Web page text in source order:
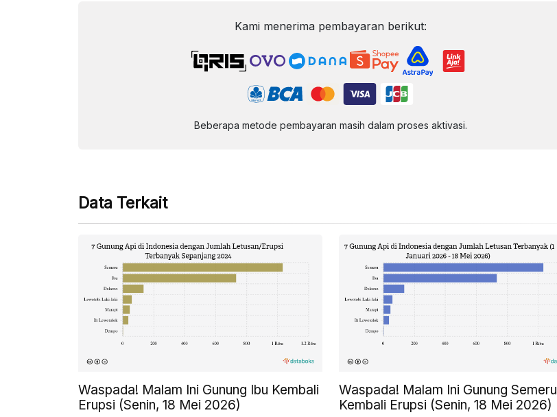
Kami menerima pembayaran berikut:
Beberapa metode pembayaran masih dalam proses aktivasi.
Data Terkait
Waspada! Malam Ini Gunung Ibu Kembali
Erupsi (Senin, 18 Mei 2026)
Waspada! Malam Ini Gunung Semeru
Kembali Erupsi (Senin, 18 Mei 2026)